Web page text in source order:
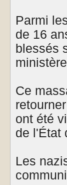
Parmi
de 16
blessés
Ce
ont été
de l'État
Les